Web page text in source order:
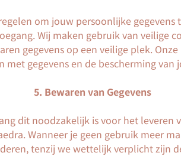
om jouw persoonlijke gegevens
Wij maken gebruik van veilige
gegevens op een veilige plek.
met gegevens en de bescherming van
5. Bewaren van Gegevens
dit noodzakelijk is voor het leveren
Wanneer je geen gebruik meer
tenzij we wettelijk verplicht zijn